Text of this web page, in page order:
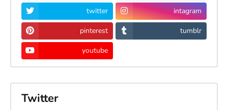
twitter intagram
pinterest tumblr
youtube
Twitter